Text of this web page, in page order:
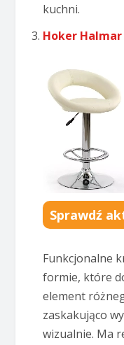
kuchni.
Hoker
Sprawdź
Funkcjonalne
formie, które
element
zaskakująco
wizualnie. Ma